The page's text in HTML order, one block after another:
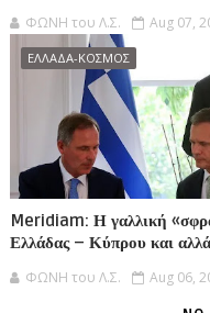
ΦΩΝΗ του Λ.Σ. Aug 07,
ΕΛΛΑΔΑ-ΚΟΣΜΟΣ
Meridiam: Η γαλλική
Ελλάδας – Κύπρου και
ΦΩΝΗ του Λ.Σ. Aug 06,